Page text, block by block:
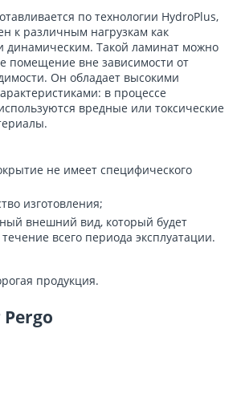
по технологии HydroPlus,
к различным нагрузкам как
динамическим. Такой ламинат можно
помещение вне зависимости от
Он обладает высокими
в процессе
вредные или токсические
не имеет специфического
изготовления;
внешний вид, который будет
всего периода эксплуатации.
продукция.